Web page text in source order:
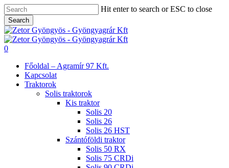
Skip
to
main
content
Hit enter to search or ESC to close
Search
Close
Search
search
0
Főoldal – Agramír 97 Kft.
Kapcsolat
Traktorok
Solis traktorok
Kis traktor
Solis 20
Solis 26
Solis 26 HST
Szántóföldi traktor
Solis 50 RX
Solis 75 CRDi